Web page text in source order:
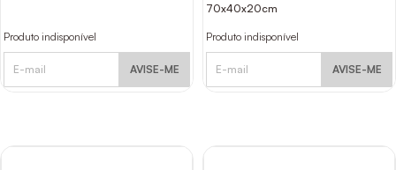
Produto indisponível
AVISE-ME
70x40x20cm
Produto indisponível
AVISE-ME